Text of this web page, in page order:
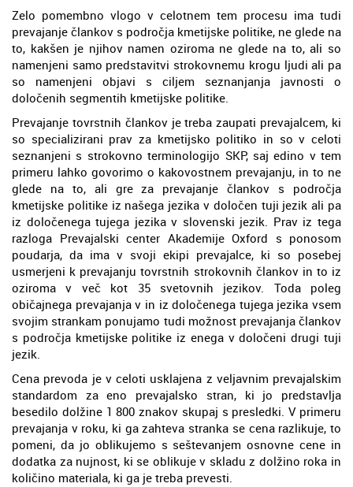
Zelo pomembno vlogo v celotnem tem procesu ima tudi
prevajanje člankov s področja kmetijske politike, ne glede na
to, kakšen je njihov namen oziroma ne glede na to, ali so
namenjeni samo predstavitvi strokovnemu krogu ljudi ali pa
so namenjeni objavi s ciljem seznanjanja javnosti o
določenih segmentih kmetijske politike.
Prevajanje tovrstnih člankov je treba zaupati prevajalcem, ki
so specializirani prav za kmetijsko politiko in so v celoti
seznanjeni s strokovno terminologijo SKP, saj edino v tem
primeru lahko govorimo o kakovostnem prevajanju, in to ne
glede na to, ali gre za prevajanje člankov s področja
kmetijske politike iz našega jezika v določen tuji jezik ali pa
iz določenega tujega jezika v slovenski jezik. Prav iz tega
razloga Prevajalski center Akademije Oxford s ponosom
poudarja, da ima v svoji ekipi prevajalce, ki so posebej
usmerjeni k prevajanju tovrstnih strokovnih člankov in to iz
oziroma v več kot 35 svetovnih jezikov. Toda poleg
običajnega prevajanja v in iz določenega tujega jezika vsem
svojim strankam ponujamo tudi možnost prevajanja člankov
s področja kmetijske politike iz enega v določeni drugi tuji
jezik.
Cena prevoda je v celoti usklajena z veljavnim prevajalskim
standardom za eno prevajalsko stran, ki jo predstavlja
besedilo dolžine 1 800 znakov skupaj s presledki. V primeru
prevajanja v roku, ki ga zahteva stranka se cena razlikuje, to
pomeni, da jo oblikujemo s seštevanjem osnovne cene in
dodatka za nujnost, ki se oblikuje v skladu z dolžino roka in
količino materiala, ki ga je treba prevesti.